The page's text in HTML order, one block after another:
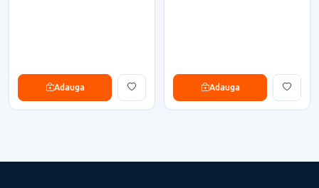
Adauga Adauga